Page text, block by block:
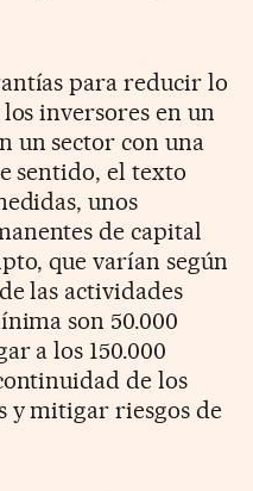
para reducir lo
inversores en un
un sector con una
sentido, el texto
unos
de capital
que varían según
las actividades
son 50.000
a los 150.000
de los
y mitigar riesgos de